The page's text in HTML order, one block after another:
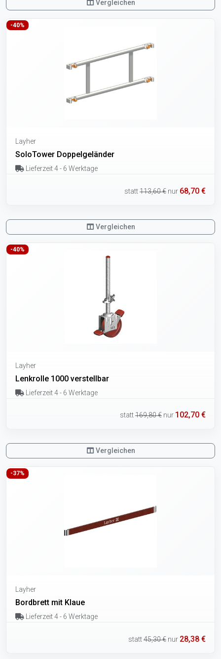
Vergleichen
-40%
Layher
SoloTower Doppelgeländer
Lieferzeit 4 - 6 Werktage
statt113,60 € nur 68,70 €
Vergleichen
-40%
Layher
Lenkrolle 1000 verstellbar
Lieferzeit 4 - 6 Werktage
statt169,80 € nur 102,70 €
Vergleichen
-37%
Layher
Bordbrett mit Klaue
Lieferzeit 4 - 6 Werktage
statt45,30 € nur 28,38 €